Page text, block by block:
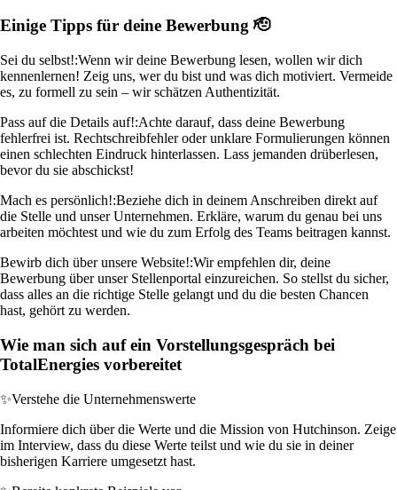
Einige Tipps für deine Bewerbung 🫡
Sei du selbst!:Wenn wir deine Bewerbung lesen, wollen wir dich
kennenlernen! Zeig uns, wer du bist und was dich motiviert. Vermeide
es, zu formell zu sein – wir schätzen Authentizität.
Pass auf die Details auf!:Achte darauf, dass deine Bewerbung
fehlerfrei ist. Rechtschreibfehler oder unklare Formulierungen können
einen schlechten Eindruck hinterlassen. Lass jemanden drüberlesen,
bevor du sie abschickst!
Mach es persönlich!:Beziehe dich in deinem Anschreiben direkt auf
die Stelle und unser Unternehmen. Erkläre, warum du genau bei uns
arbeiten möchtest und wie du zum Erfolg des Teams beitragen kannst.
Bewirb dich über unsere Website!:Wir empfehlen dir, deine
Bewerbung über unser Stellenportal einzureichen. So stellst du sicher,
dass alles an die richtige Stelle gelangt und du die besten Chancen
hast, gehört zu werden.
Wie man sich auf ein Vorstellungsgespräch bei
TotalEnergies vorbereitet
✨Verstehe die Unternehmenswerte
Informiere dich über die Werte und die Mission von Hutchinson. Zeige
im Interview, dass du diese Werte teilst und wie du sie in deiner
bisherigen Karriere umgesetzt hast.